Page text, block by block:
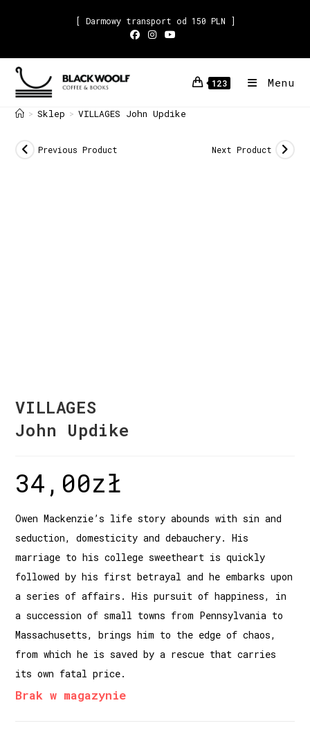
[ Darmowy transport od 150 PLN ]
123 Menu
> Sklep > VILLAGES John Updike
Previous Product Next Product
VILLAGES
John Updike
34,00zł
Owen Mackenzie’s life story abounds with sin and
seduction, domesticity and debauchery. His
marriage to his college sweetheart is quickly
followed by his first betrayal and he embarks upon
a series of affairs. His pursuit of happiness, in
a succession of small towns from Pennsylvania to
Massachusetts, brings him to the edge of chaos,
from which he is saved by a rescue that carries
its own fatal price.
Brak w magazynie